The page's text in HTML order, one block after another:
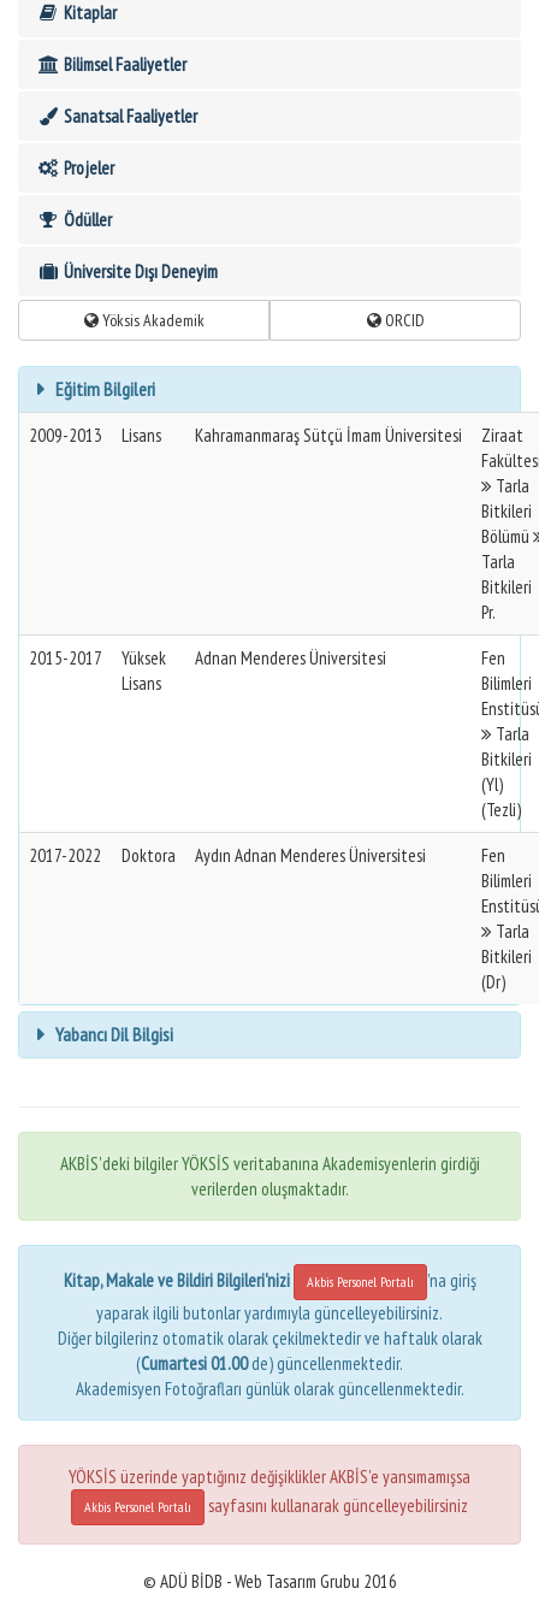
Kitaplar
Bilimsel Faaliyetler
Sanatsal Faaliyetler
Projeler
Ödüller
Üniversite Dışı Deneyim
Yöksis Akademik ORCID
Eğitim Bilgileri
2009-2013 Lisans Kahramanmaraş Sütçü İmam Üniversitesi
Ziraat
Tarla
Bitkileri
Bölümü
Tarla
Bitkileri
Pr.
2015-2017
Yüksek
Lisans
Adnan Menderes Üniversitesi
Fen
Bilimleri
Tarla
Bitkileri
(Yl)
(Tezli)
2017-2022
Doktora Aydın Adnan Menderes Üniversitesi
Fen
Bilimleri
Tarla
Bitkileri
(Dr)
Yabancı Dil Bilgisi
AKBİS'deki bilgiler YÖKSİS veritabanına Akademisyenlerin girdiği
verilerden oluşmaktadır.
Kitap, Makale ve Bildiri Bilgileri'nizi Akbis Personel Portalı
'na giriş
yaparak ilgili butonlar yardımıyla güncelleyebilirsiniz.
Diğer bilgilerinz otomatik olarak çekilmektedir ve haftalık olarak
(Cumartesi 01.00de) güncellenmektedir.
Akademisyen Fotoğrafları günlük olarak güncellenmektedir.
YÖKSİS üzerinde yaptığınız değişiklikler AKBİS'e yansımamışsa
Akbis Personel Portalı sayfasını kullanarak güncelleyebilirsiniz
© ADÜ BİDB - Web Tasarım Grubu 2016